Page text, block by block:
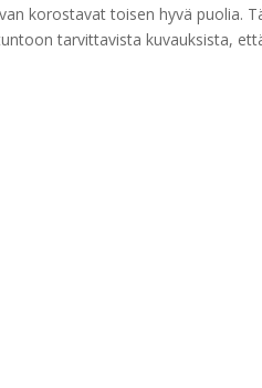
korostavat toisen hyvä puolia.
tarvittavista kuvauksista,